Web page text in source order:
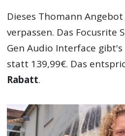
Dieses Thomann Angebot
verpassen. Das Focusrite
Gen Audio Interface
statt 139,99€. Das
Rabatt.